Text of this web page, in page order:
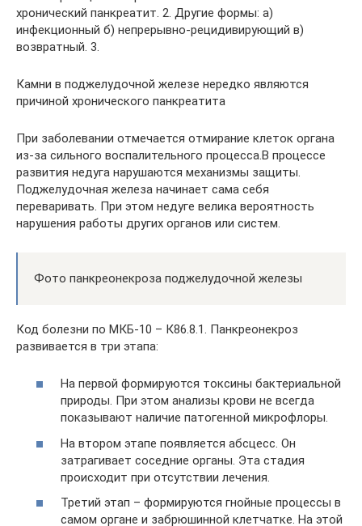
хронический панкреатит. 2. Другие формы: а)
инфекционный б) непрерывно-рецидивирующий в)
возвратный. 3.
Камни в поджелудочной железе нередко являются
причиной хронического панкреатита
При заболевании отмечается отмирание клеток органа
из-за сильного воспалительного процесса.В процессе
развития недуга нарушаются механизмы защиты.
Поджелудочная железа начинает сама себя
переваривать. При этом недуге велика вероятность
нарушения работы других органов или систем.
Фото панкреонекроза поджелудочной железы
Код болезни по МКБ-10 – К86.8.1. Панкреонекроз
развивается в три этапа:
На первой формируются токсины бактериальной
природы. При этом анализы крови не всегда
показывают наличие патогенной микрофлоры.
На втором этапе появляется абсцесс. Он
затрагивает соседние органы. Эта стадия
происходит при отсутствии лечения.
Третий этап – формируются гнойные процессы в
самом органе и забрюшинной клетчатке. На этой